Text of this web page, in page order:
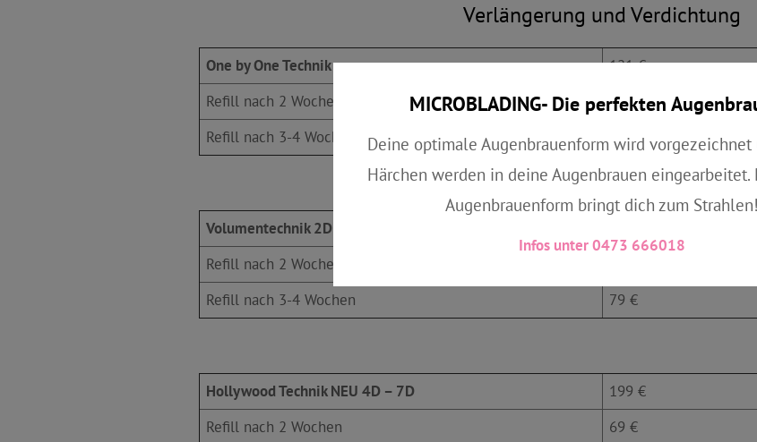
Verlängerung und Verdichtung
One by One Technik
121 €
Refill nach 2 Wochen
49 €
Refill nach 3-4 Wochen
69 €
Volumentechnik 2D & 3D
Refill nach 2 Wochen
Refill nach 3-4 Wochen
79 €
Hollywood Technik NEU 4D – 7D
199 €
Refill nach 2 Wochen
69 €
MICROBLADING- Die perfekten
Deine optimale Augenbrauenform wird
Härchen werden in deine Augenbrauen eingearbeitet.
Augenbrauenform bringt dich zum Strahlen!
Infos unter 0473 666018